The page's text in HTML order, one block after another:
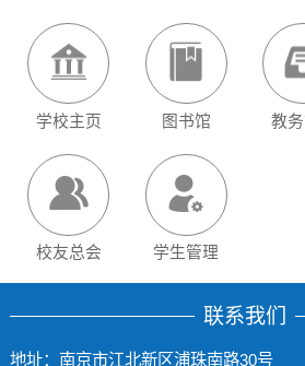
学校主页 图书馆 教
校友总会 学生管理
联系我们
地址：南京市江北新区浦珠南路30号